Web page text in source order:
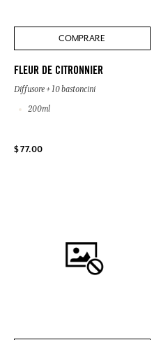
COMPRARE
FLEUR DE CITRONNIER
Diffusore + 10 bastoncini
200ml
$ 77.00